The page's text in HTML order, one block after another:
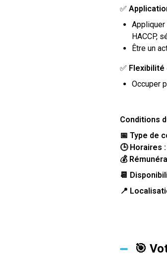
✅
HACCP,
Être un
✅ Flexibilité
Occuper
Conditions
📅 Type de
🕒 Horaires :
💰
📆
📍
🎯